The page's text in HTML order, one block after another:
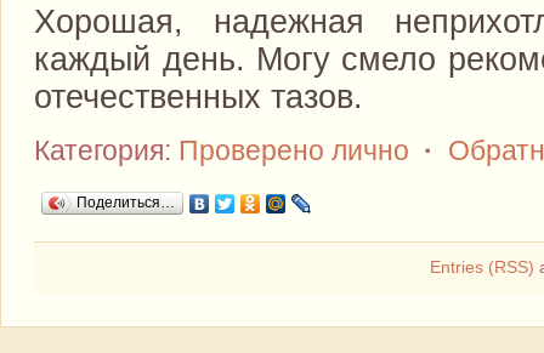
Хорошая, надежная
каждый день. Могу смело
отечественных тазов.
Категория: Проверено лично ·
Поделиться…
Entries (RSS)